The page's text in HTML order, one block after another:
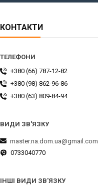
КОНТАКТИ
+380 (66) 787-12-82
+380 (98) 862-96-86
+380 (63) 809-84-94
master.na.dom.ua@gmail.com
0733040770
ІНШІ ВИДИ ЗВ'ЯЗКУ